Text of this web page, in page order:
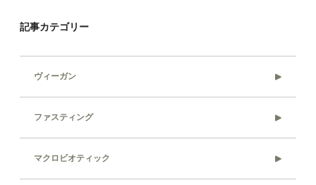
記事カテゴリー
ヴィーガン
ファスティング
マクロビオティック